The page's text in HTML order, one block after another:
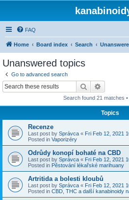
FAQ
Home Board index Search
Unanswered topics
Go to advanced search
Search
Search found 21 matches •
Topics
Recenze
Last post by Správca « Fri Feb 12, 2021
Posted in Vaporizéry
Odrůdy konopí bohaté na CBD
Last post by Správca « Fri Feb 12, 2021
Posted in Pěstování lékařské marihuany
Artritida a bolesti kloubů
Last post by Správca « Fri Feb 12, 2021
Posted in CBD, THC a další kanabinoidy